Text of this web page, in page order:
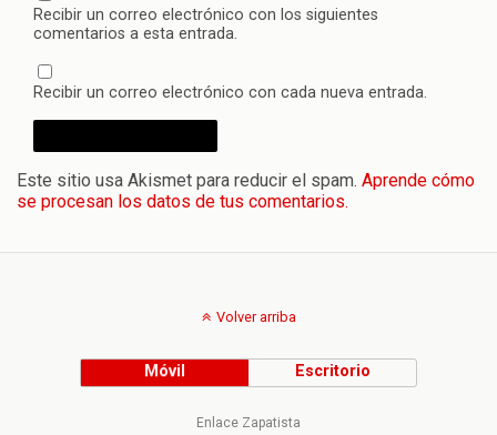
Recibir un correo electrónico con los siguientes
comentarios a esta entrada.
Recibir un correo electrónico con cada nueva entrada.
Este sitio usa Akismet para reducir el spam. Aprende cómo
se procesan los datos de tus comentarios.
Volver arriba
Móvil Escritorio
Enlace Zapatista